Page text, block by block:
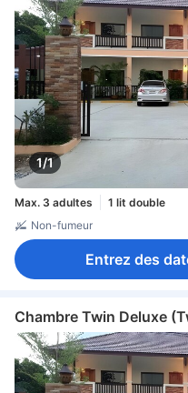
1/1
Max. 3 adultes
1 lit double
Non-fumeur
Entrez des
Chambre Twin Deluxe